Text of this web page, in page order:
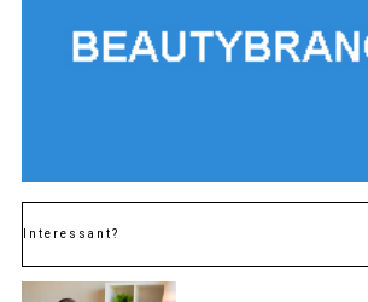
Interessant?